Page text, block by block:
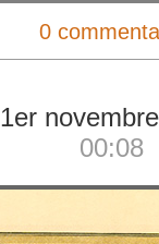
0
1er
00:08